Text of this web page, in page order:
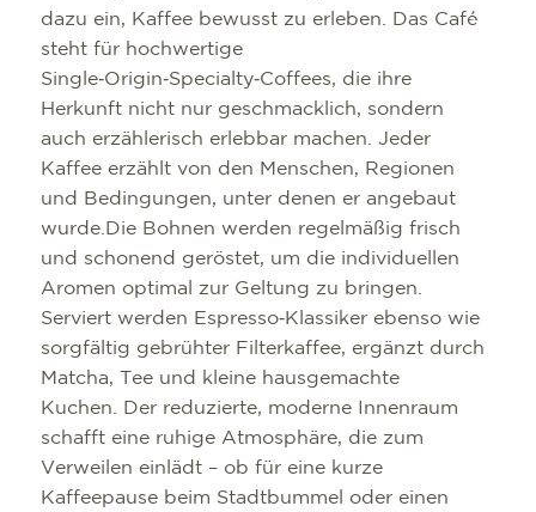
dazu ein, Kaffee bewusst zu erleben. Das Café
steht für hochwertige
Single‑Origin‑Specialty‑Coffees, die ihre
Herkunft nicht nur geschmacklich, sondern
auch erzählerisch erlebbar machen. Jeder
Kaffee erzählt von den Menschen, Regionen
und Bedingungen, unter denen er angebaut
wurde.Die Bohnen werden regelmäßig frisch
und schonend geröstet, um die individuellen
Aromen optimal zur Geltung zu bringen.
Serviert werden Espresso‑Klassiker ebenso wie
sorgfältig gebrühter Filterkaffee, ergänzt durch
Matcha, Tee und kleine hausgemachte
Kuchen. Der reduzierte, moderne Innenraum
schafft eine ruhige Atmosphäre, die zum
Verweilen einlädt – ob für eine kurze
Kaffeepause beim Stadtbummel oder einen